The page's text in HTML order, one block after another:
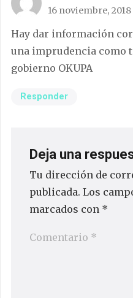
16 noviembre, 2018
Hay dar información
una imprudencia como
gobierno OKUPA
Responder
Deja una
Tu dirección de
publicada. Los
marcados con *